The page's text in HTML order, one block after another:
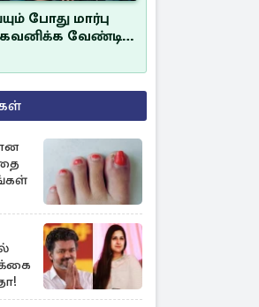
போது மார்பு
கவனிக்க வேண்டிய